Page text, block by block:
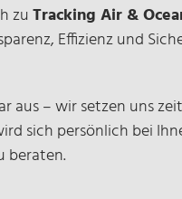
zuTracking Air &
Effizienz und
aus – wir setzen uns
sich persönlich bei
beraten.